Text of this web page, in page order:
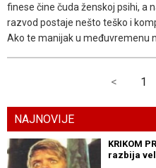
finese čine čuda ženskoj psihi, a
razvod postaje nešto teško i
Ako te manijak u međuvremenu
< 1
NAJNOVIJE
KRIKOM
razbija